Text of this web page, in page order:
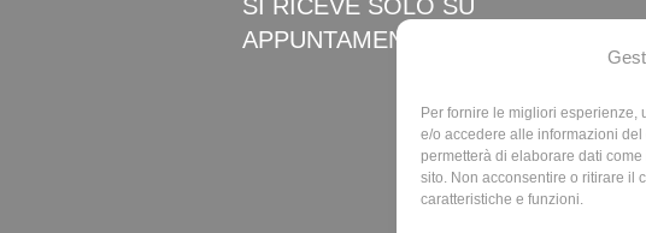
Per fornire le migliori esperienze,
e/o accedere alle informazioni
permetterà di elaborare dati
sito. Non acconsentire o ritirare il
caratteristiche e funzioni.
SI RICEVE SOLO SU
APPUNTAMENTO